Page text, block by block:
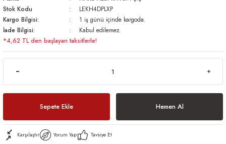
Stok Kodu
LEKH4DPLXP
Kargo Bilgisi:
1 iş günü içinde kargoda.
İade Bilgisi:
Kabul edilemez.
*4,62 TL den başlayan taksitlerle!
Sepete Ekle Hemen Al
Karşılaştır Yorum Yap Tavsiye Et